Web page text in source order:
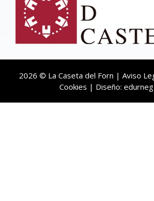
2026 © La Caseta del Forn | Aviso
Cookies | Diseño: